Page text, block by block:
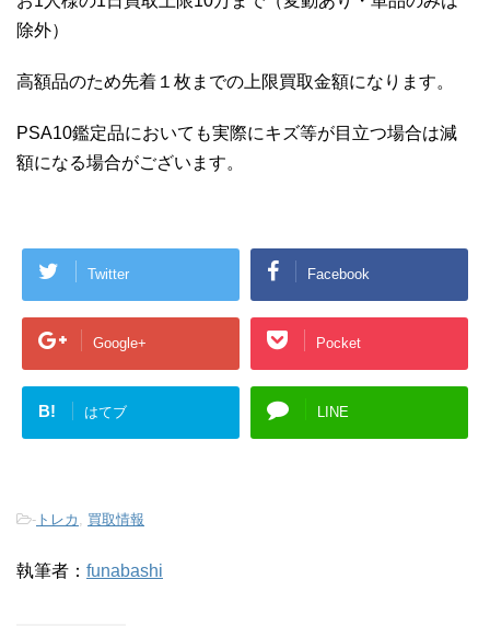
除外）
高額品のため先着１枚までの上限買取金額になります。
PSA10鑑定品においても実際にキズ等が目立つ場合は減
額になる場合がございます。
Twitter Facebook
Google+ Pocket
B! はてブ LINE
- トレカ 買取情報
執筆者： funabashi